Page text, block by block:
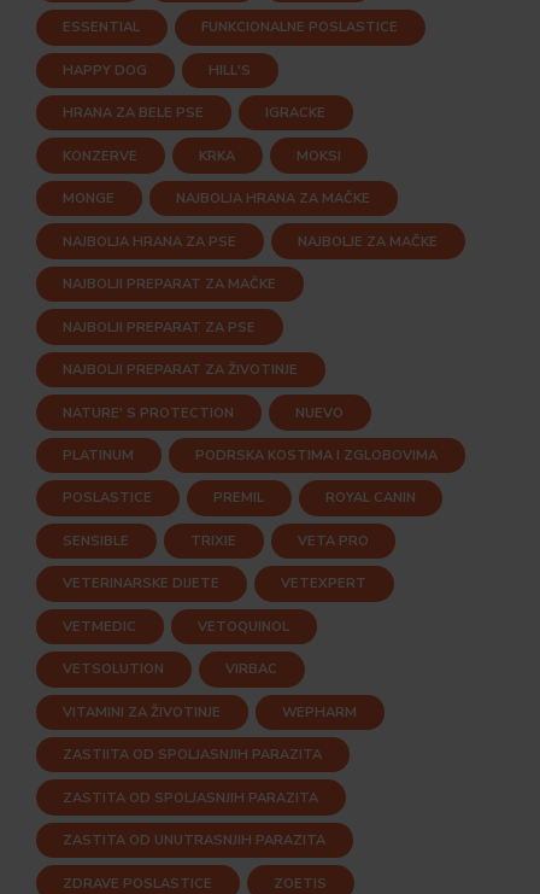
ESSENTIAL FUNKCIONALNE POSLASTICE
HAPPY DOG HILL'S
HRANA ZA BELE PSE IGRACKE
KONZERVE KRKA MOKSI
MONGE NAJBOLJA HRANA ZA MAČKE
NAJBOLJA HRANA ZA PSE NAJBOLJE ZA MAČKE
NAJBOLJI PREPARAT ZA MAČKE
NAJBOLJI PREPARAT ZA PSE
NAJBOLJI PREPARAT ZA ŽIVOTINJE
NATURE' S PROTECTION NUEVO
PLATINUM PODRSKA KOSTIMA I ZGLOBOVIMA
POSLASTICE PREMIL ROYAL CANIN
SENSIBLE TRIXIE VETA PRO
VETERINARSKE DIJETE VETEXPERT
VETMEDIC VETOQUINOL
VETSOLUTION VIRBAC
VITAMINI ZA ŽIVOTINJE WEPHARM
ZASTIITA OD SPOLJASNJIH PARAZITA
ZASTITA OD SPOLJASNJIH PARAZITA
ZASTITA OD UNUTRASNJIH PARAZITA
ZDRAVE POSLASTICE ZOETIS